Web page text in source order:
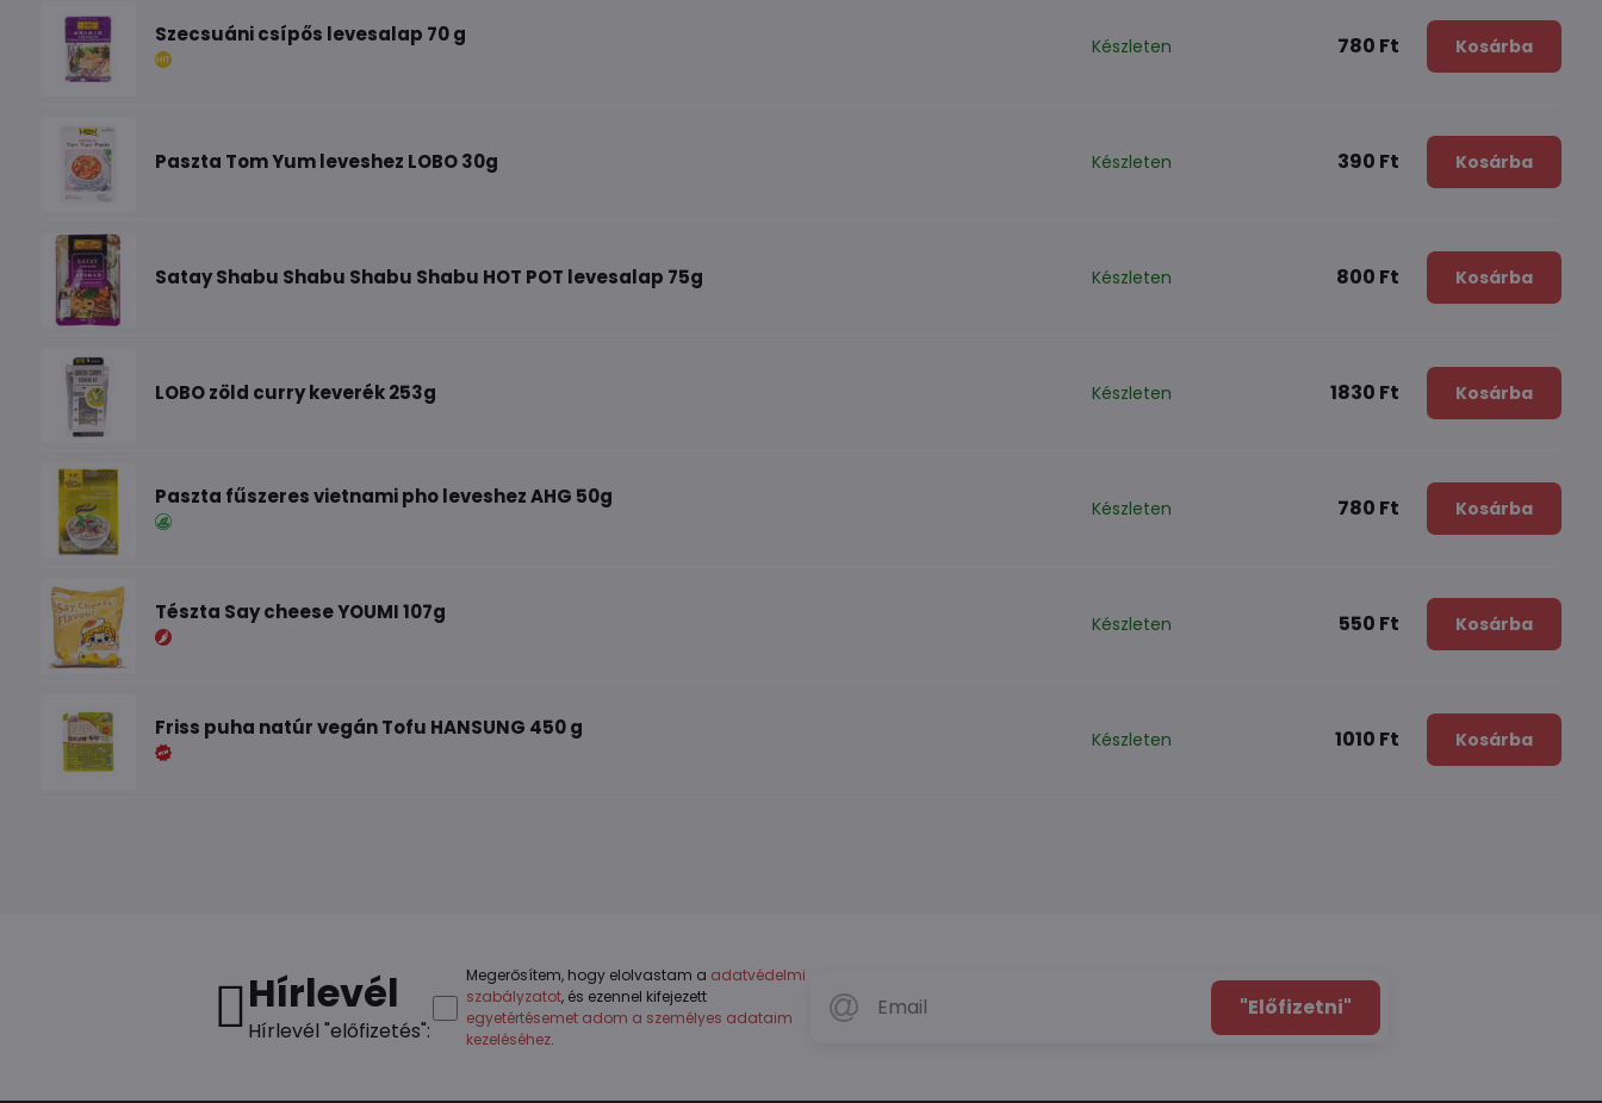
Szecsuáni csípős levesalap 70 g Készleten 780 Ft Kosárba
Paszta Tom Yum leveshez LOBO 30g Készleten 390 Ft Kosárba
Satay Shabu Shabu Shabu Shabu HOT POT levesalap 75g Készleten 800 Ft Kosárba
LOBO zöld curry keverék 253g Készleten 1830 Ft Kosárba
Paszta fűszeres vietnami pho leveshez AHG 50g Készleten 780 Ft Kosárba
Tészta Say cheese YOUMI 107g Készleten 550 Ft Kosárba
Friss puha natúr vegán Tofu HANSUNG 450 g Készleten 1010 Ft Kosárba
Hírlevél
Hírlevél "előfizetés":
"Előfizetni"
Megerősítem, hogy elolvastam a adatvédelmi
szabályzatot, és ezennel kifejezett
egyetértésemet adom a személyes adataim
kezeléséhez.